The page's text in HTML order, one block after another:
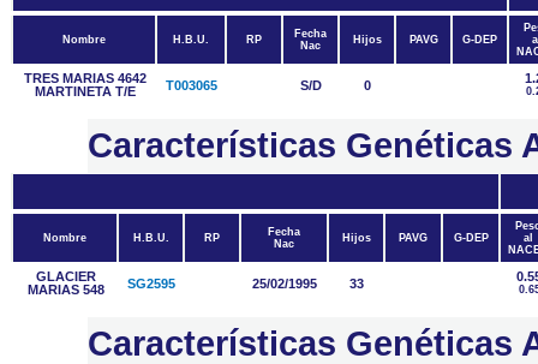
Nombre H.B.U. RP
Fecha
Nac
Hijos PAVG G-DEP
TRES MARIAS 4642
MARTINETA T/E
T003065 S/D 0
Características Genéticas
Nombre H.B.U. RP
Fecha
Nac
Hijos PAVG G-DEP
al
GLACIER
MARIAS 548
SG2595 25/02/1995 33
Características Genéticas